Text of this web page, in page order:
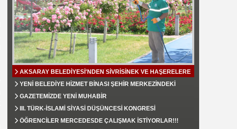
Mahmut Çiçekdağı
Müslüman Nasıl Olmalı
Yavuz Bayram Çalışkan
RAHMAN VE RAHİM OLAN ALLAH
AKSARAY BELEDİYESİ'NDEN SİVRİSİNEK VE HAŞERELERE
KARŞI ETKİN MÜCADELE
YENİ BELEDİYE HİZMET BİNASI ŞEHİR MERKEZİNDEKİ
TRAFİK YOĞUNLUĞU AZALTTI
GAZETEMİZDE YENİ MUHABİR
III. TÜRK-İSLAMİ SİYASİ DÜŞÜNCESİ KONGRESİ
AKSARAY'DA YAPILACAK !
ÖĞRENCİLER MERCEDESDE ÇALIŞMAK İSTİYORLAR!!!